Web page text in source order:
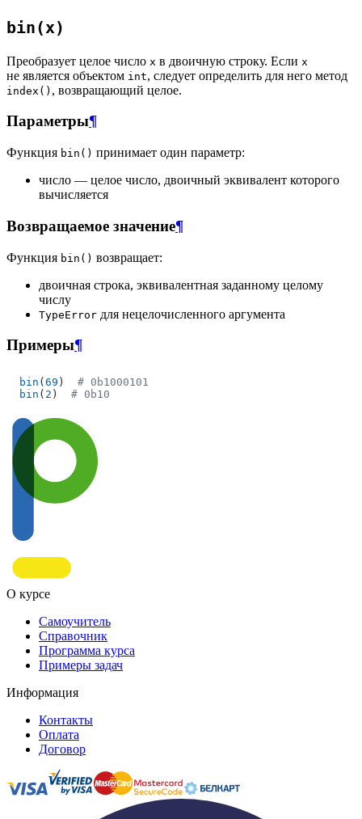
bin(x)
Преобразует целое число x в двоичную строку. Если x
не является объектом int, следует определить для него метод
index() , возвращающий целое.
Параметры¶
Функция bin() принимает один параметр:
число — целое число, двоичный эквивалент которого
вычисляется
Возвращаемое значение¶
Функция bin() возвращает:
двоичная строка, эквивалентная заданному целому
числу
TypeError для нецелочисленного аргумента
Примеры¶
bin ( 69 )
bin ( 2 )
О курсе
Самоучитель
Справочник
Программа курса
Примеры задач
Информация
Контакты
Оплата
Договор